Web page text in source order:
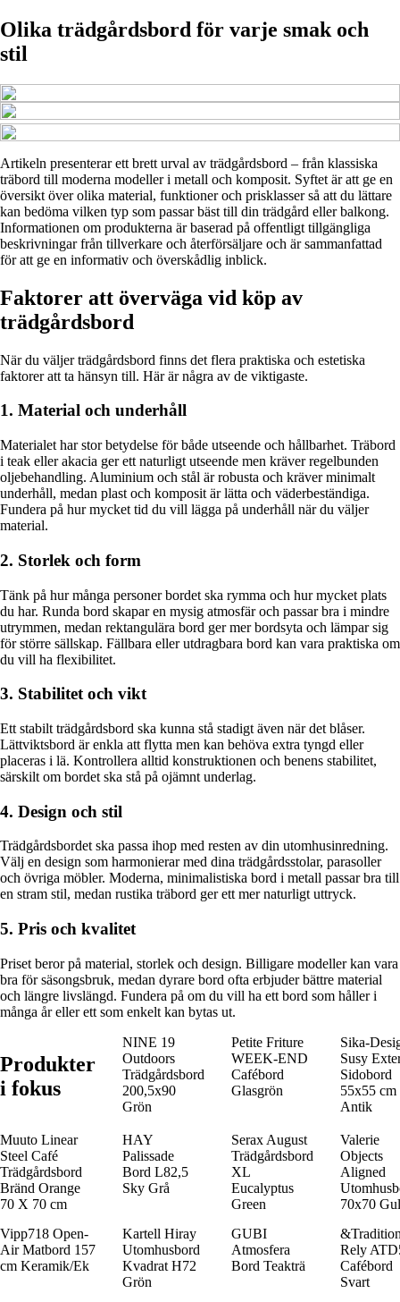
Olika trädgårdsbord för varje smak och
stil
Artikeln presenterar ett brett urval av trädgårdsbord – från klassiska
träbord till moderna modeller i metall och komposit. Syftet är att ge en
översikt över olika material, funktioner och prisklasser så att du lättare
kan bedöma vilken typ som passar bäst till din trädgård eller balkong.
Informationen om produkterna är baserad på offentligt tillgängliga
beskrivningar från tillverkare och återförsäljare och är sammanfattad
för att ge en informativ och överskådlig inblick.
Faktorer att överväga vid köp av
trädgårdsbord
När du väljer trädgårdsbord finns det flera praktiska och estetiska
faktorer att ta hänsyn till. Här är några av de viktigaste.
1. Material och underhåll
Materialet har stor betydelse för både utseende och hållbarhet. Träbord
i teak eller akacia ger ett naturligt utseende men kräver regelbunden
oljebehandling. Aluminium och stål är robusta och kräver minimalt
underhåll, medan plast och komposit är lätta och väderbeständiga.
Fundera på hur mycket tid du vill lägga på underhåll när du väljer
material.
2. Storlek och form
Tänk på hur många personer bordet ska rymma och hur mycket plats
du har. Runda bord skapar en mysig atmosfär och passar bra i mindre
utrymmen, medan rektangulära bord ger mer bordsyta och lämpar sig
för större sällskap. Fällbara eller utdragbara bord kan vara praktiska om
du vill ha flexibilitet.
3. Stabilitet och vikt
Ett stabilt trädgårdsbord ska kunna stå stadigt även när det blåser.
Lättviktsbord är enkla att flytta men kan behöva extra tyngd eller
placeras i lä. Kontrollera alltid konstruktionen och benens stabilitet,
särskilt om bordet ska stå på ojämnt underlag.
4. Design och stil
Trädgårdsbordet ska passa ihop med resten av din utomhusinredning.
Välj en design som harmonierar med dina trädgårdsstolar, parasoller
och övriga möbler. Moderna, minimalistiska bord i metall passar bra till
en stram stil, medan rustika träbord ger ett mer naturligt uttryck.
5. Pris och kvalitet
Priset beror på material, storlek och design. Billigare modeller kan vara
bra för säsongsbruk, medan dyrare bord ofta erbjuder bättre material
och längre livslängd. Fundera på om du vill ha ett bord som håller i
många år eller ett som enkelt kan bytas ut.
Produkter
i fokus
NINE 19
Outdoors
Trädgårdsbord
200,5x90
Grön
Petite Friture
WEEK-END
Cafébord
Glasgrön
Sika-
Susy
Sidobord
55x55 cm
Antik
Muuto Linear
Steel Café
Trädgårdsbord
Bränd Orange
70 X 70 cm
HAY
Palissade
Bord L82,5
Sky Grå
Serax August
Trädgårdsbord
XL
Eucalyptus
Green
Valerie
Objects
Aligned
70x70 Gul
Vipp718 Open-
Air Matbord 157
cm Keramik/Ek
Kartell Hiray
Utomhusbord
Kvadrat H72
Grön
GUBI
Atmosfera
Bord Teakträ
Rely
Cafébord
Svart